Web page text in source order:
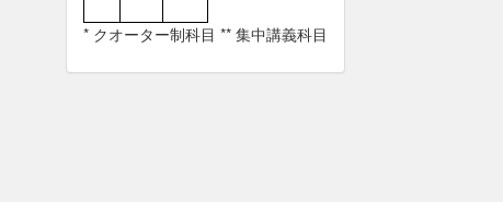
* クオーター制科目 ** 集中講義科目